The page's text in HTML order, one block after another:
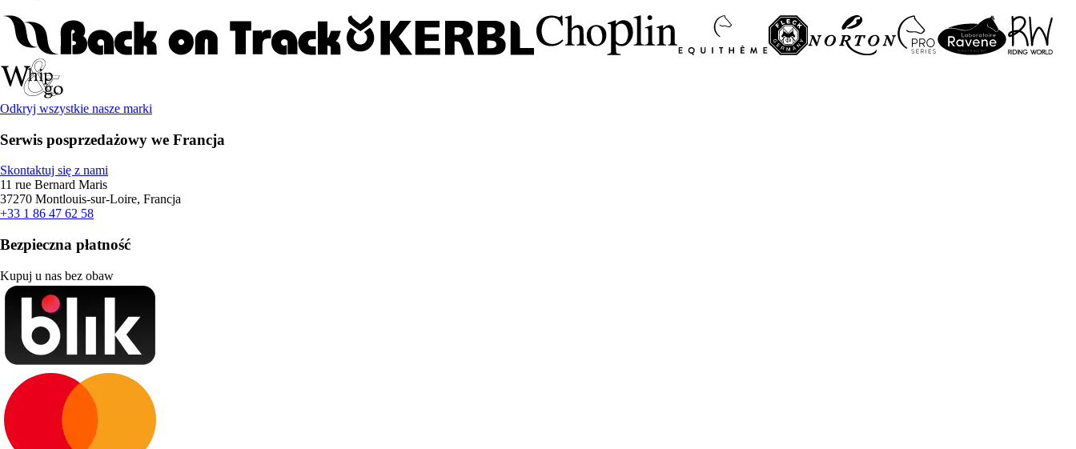
Odkryj wszystkie nasze marki
Serwis posprzedażowy we Francja
Skontaktuj się z nami
11 rue Bernard Maris
37270 Montlouis-sur-Loire, Francja
+33 1 86 47 62 58
Bezpieczna płatność
Kupuj u nas bez obaw